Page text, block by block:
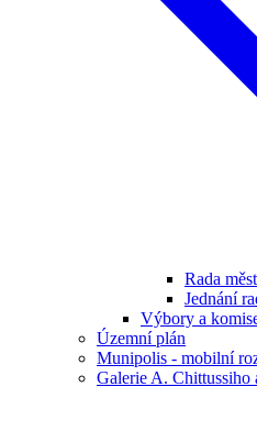
Rada
Jednání
Výbory a
Územní plán
Munipolis - mobilní
Galerie A. Chittussiho